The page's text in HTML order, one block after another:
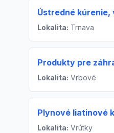
Ústredné kúrenie,
Lokalita: Trnava
Produkty pre
Lokalita: Vrbové
Plynové liatinové
Lokalita: Vrútky